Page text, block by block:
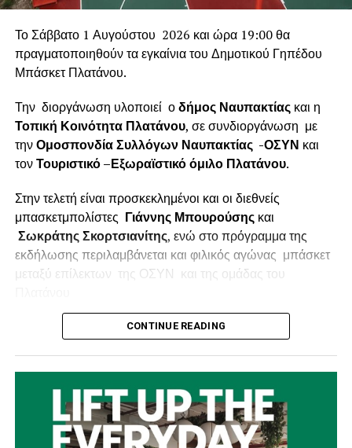
Το Σάββατο 1 Αυγούστου 2026 και ώρα 19:00 θα
πραγματοποιηθούν τα εγκαίνια του Δημοτικού Γηπέδου
Μπάσκετ Πλατάνου.
Την διοργάνωση υλοποιεί οδήμος Ναυπακτίαςκαι η
Τοπική Κοινότητα Πλατάνου, σε συνδιοργάνωση με
τηνΟμοσπονδία Συλλόγων Ναυπακτίας -ΟΣΥΝ και
τονΤουριστικό –Εξωραϊστικό όμιλο Πλατάνου.
Στην τελετή είναι προσκεκλημένοι και οι διεθνείς
μπασκετμπολίστες Γιάννης Μπουρούσηςκαι
Σωκράτης Σκορτσιανίτης, ενώ στο πρόγραμμα της
εκδήλωσης περιλαμβάνεται και φιλικός αγώνας μπάσκετ
μεταξύ επίλεκτων της ΟΣΥΝ και της ομάδας του
CONTINUE READING